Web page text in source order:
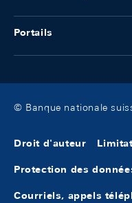
Portails
© Banque nationale
Droit d'auteur
Protection des
Courriels, appels